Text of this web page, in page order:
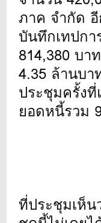
ภาค จำกัด
บันทึกเทปก
814,380 บา
4.35 ล้านบ
ประชุมครั้ง
ยอดหนี้รวม
ที่ประชุมเห็